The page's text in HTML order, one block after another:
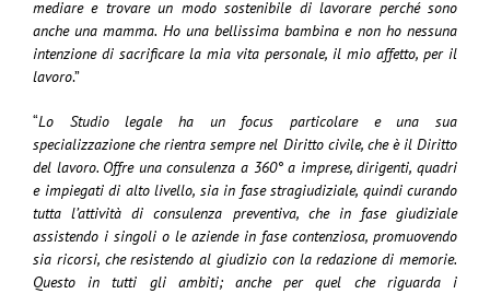
mediare e trovare un modo sostenibile di lavorare perché sono
anche una mamma. Ho una bellissima bambina e non ho nessuna
intenzione di sacrificare la mia vita personale, il mio affetto, per il
lavoro.”
“Lo Studio legale ha un focus particolare e una sua
specializzazione che rientra sempre nel Diritto civile, che è il Diritto
del lavoro. Offre una consulenza a 360° a imprese, dirigenti, quadri
e impiegati di alto livello, sia in fase stragiudiziale, quindi curando
tutta l’attività di consulenza preventiva, che in fase giudiziale
assistendo i singoli o le aziende in fase contenziosa, promuovendo
sia ricorsi, che resistendo al giudizio con la redazione di memorie.
Questo in tutti gli ambiti; anche per quel che riguarda i